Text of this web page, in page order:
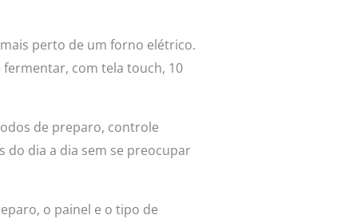
perto de um forno elétrico.
com tela touch, 10
de preparo, controle
do dia a dia sem se preocupar
o painel e o tipo de